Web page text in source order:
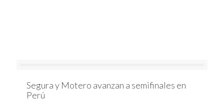
Segura y Motero avanzan a semifinales en
Perú